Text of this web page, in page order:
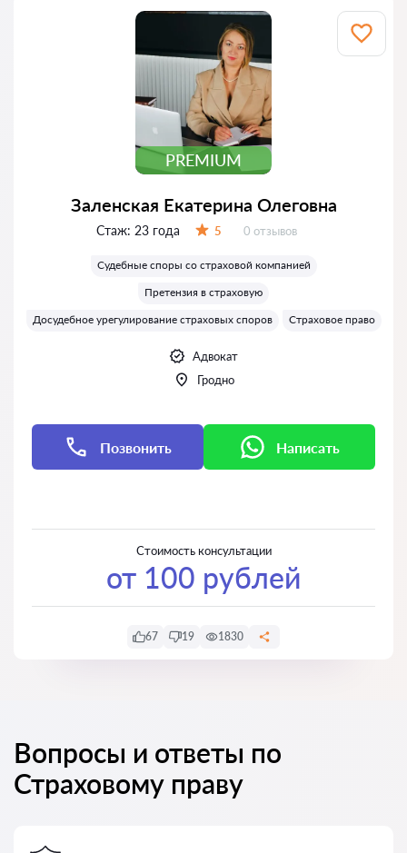
PREMIUM
Заленская Екатерина Олеговна
Стаж: 23 года 5 Отзывов:
0 отзывов
Судебные споры со страховой компанией
Претензия в страховую
Досудебное урегулирование страховых споров
Страховое право
Адвокат
Гродно
Позвонить Написать
Стоимость консультации
от 100 рублей
67 19 1830
Вопросы и ответы по
Страховому праву